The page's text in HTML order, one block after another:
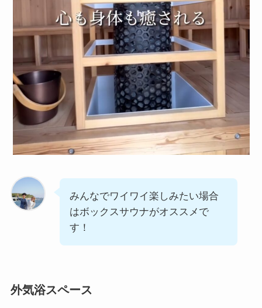
みんなでワイワイ楽しみたい場合
はボックスサウナがオススメで
す！
外気浴スペース